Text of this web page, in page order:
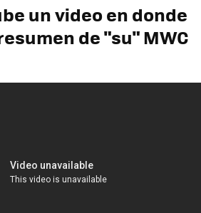
un video en donde
de "su" MWC